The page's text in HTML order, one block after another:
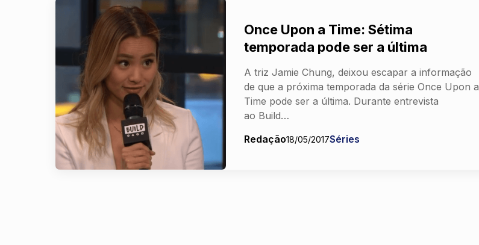
Once Upon a Time: Sétima
temporada pode ser a última
A triz Jamie Chung, deixou escapar a informação
de que a próxima temporada da série Once Upon a
Time pode ser a última. Durante entrevista
ao Build…
Redação18/05/2017Séries